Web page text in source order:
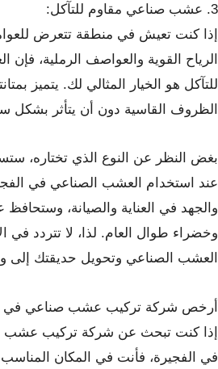
3. عشب صناعي مقاوم للتآكل:
إذا كنت تعيش في منطقة تتعرض
الرياح القوية والعواصف الرملية،
للتآكل هو الخيار المثالي لك. يتميز
الظروف القاسية دون أن يتأثر
بغض النظر عن النوع الذي تختاره،
عند استخدام العشب الصناعي في
والجهد في العناية والصيانة،
وخضراء طوال العام. لذا، لا تتردد في
العشب الصناعي وتحويل حديقتك إلى
أرخص شركة تركيب عشب صناعي في
إذا كنت تبحث عن شركة تركيب عشب
في الفجيرة، فأنت في المكان